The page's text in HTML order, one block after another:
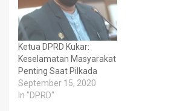
Ketua DPRD Kukar:
Keselamatan Masyarakat
Penting Saat Pilkada
September 15, 2020
In "DPRD"